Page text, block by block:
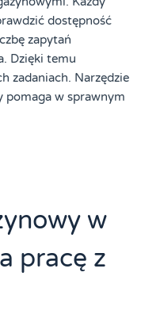
dostępność
zapytań
Dzięki temu
zadaniach. Narzędzie
pomaga w sprawnym
w
pracę z